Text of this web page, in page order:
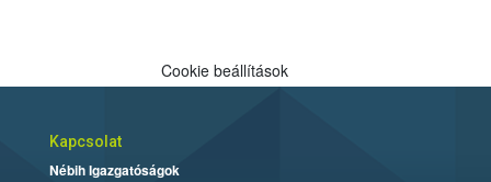
Cookie beállítások
Kapcsolat
Nébih Igazgatóságok